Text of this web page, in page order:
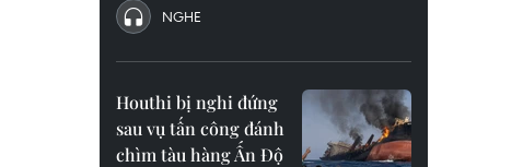
NGHE
Houthi bị nghi đứng
sau vụ tấn công đánh
chìm tàu hàng Ấn Độ